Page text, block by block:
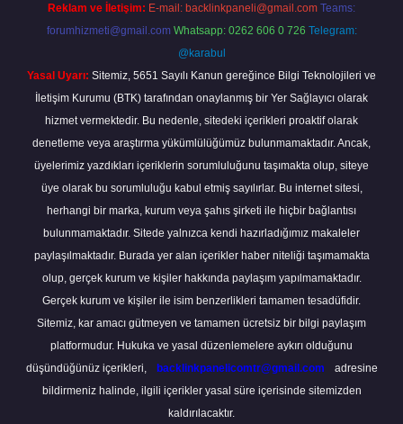
Reklam ve İletişim: E-mail: backlinkpaneli@gmail.com Teams:
forumhizmeti@gmail.com Whatsapp: 0262 606 0 726 Telegram:
@karabul
Yasal Uyarı: Sitemiz, 5651 Sayılı Kanun gereğince Bilgi Teknolojileri ve
İletişim Kurumu (BTK) tarafından onaylanmış bir Yer Sağlayıcı olarak
hizmet vermektedir. Bu nedenle, sitedeki içerikleri proaktif olarak
denetleme veya araştırma yükümlülüğümüz bulunmamaktadır. Ancak,
üyelerimiz yazdıkları içeriklerin sorumluluğunu taşımakta olup, siteye
üye olarak bu sorumluluğu kabul etmiş sayılırlar. Bu internet sitesi,
herhangi bir marka, kurum veya şahıs şirketi ile hiçbir bağlantısı
bulunmamaktadır. Sitede yalnızca kendi hazırladığımız makaleler
paylaşılmaktadır. Burada yer alan içerikler haber niteliği taşımamakta
olup, gerçek kurum ve kişiler hakkında paylaşım yapılmamaktadır.
Gerçek kurum ve kişiler ile isim benzerlikleri tamamen tesadüfidir.
Sitemiz, kar amacı gütmeyen ve tamamen ücretsiz bir bilgi paylaşım
platformudur. Hukuka ve yasal düzenlemelere aykırı olduğunu
düşündüğünüz içerikleri,
backlinkpanelicomtr@gmail.com
adresine
bildirmeniz halinde, ilgili içerikler yasal süre içerisinde sitemizden
kaldırılacaktır.